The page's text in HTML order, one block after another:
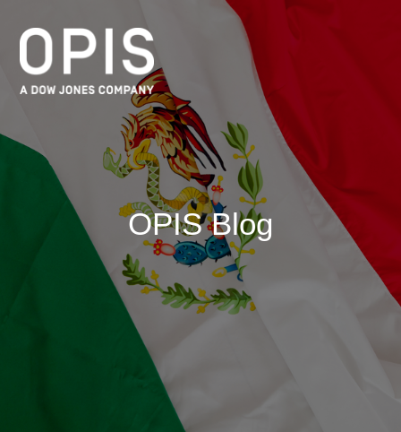
OPIS Blog